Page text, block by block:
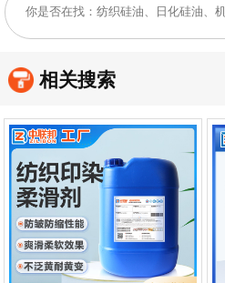
相关搜索